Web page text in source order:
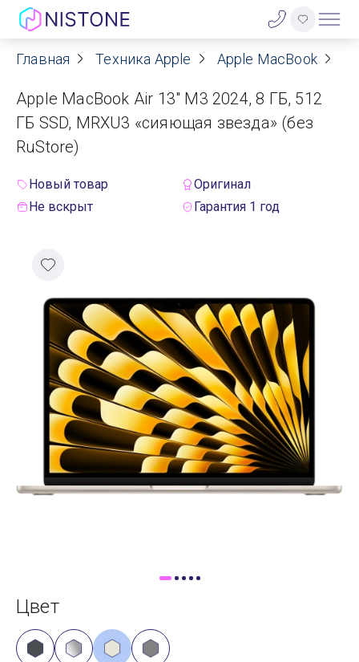
Акции
О нас
Блог
Договор оферты
Гарантия
Оплата
Доставка
Самовывоз
Trade-In
Главная Техника Apple Apple MacBook
Apple MacBook Air 13" M3 2024, 8 ГБ, 512
ГБ SSD, MRXU3 «сияющая звезда» (без
RuStore)
Новый товар
Оригинал
Не вскрыт
Гарантия 1 год
Цвет